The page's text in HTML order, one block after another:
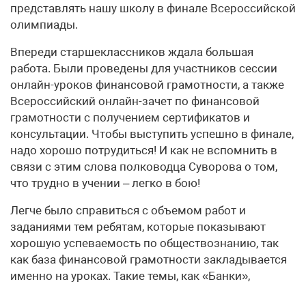
представлять нашу школу в финале Всероссийской
олимпиады.
Впереди старшеклассников ждала большая
работа. Были проведены для участников сессии
онлайн-уроков финансовой грамотности, а также
Всероссийский онлайн-зачет по финансовой
грамотности с получением сертификатов и
консультации. Чтобы выступить успешно в финале,
надо хорошо потрудиться! И как не вспомнить в
связи с этим слова полководца Суворова о том,
что трудно в учении – легко в бою!
Легче было справиться с объемом работ и
заданиями тем ребятам, которые показывают
хорошую успеваемость по обществознанию, так
как база финансовой грамотности закладывается
именно на уроках. Такие темы, как «Банки»,